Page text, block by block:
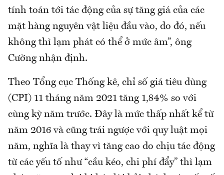
tính toán tới tác động của sự tăng giá của các
mặt hàng nguyên vật liệu đầu vào, do đó, nếu
không thì lạm phát có thể ở mức âm”, ông
Cường nhận định.
Theo Tổng cục Thống kê, chỉ số giá tiêu dùng
(CPI) 11 tháng năm 2021 tăng 1,84% so với
cùng kỳ năm trước. Đây là mức thấp nhất kể từ
năm 2016 và cũng trái ngược với quy luật mọi
năm, nghĩa là thay vì tăng cao do chịu tác động
từ các yếu tố như “cầu kéo, chi phí đẩy” thì lạm